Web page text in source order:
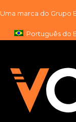
para
Uma marca do Grupo
Português do